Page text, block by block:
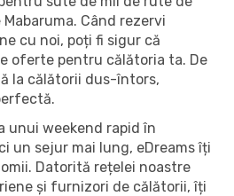
Când rezervi
cu noi, poți fi sigur că
oferte pentru călătoria ta. De
la călătorii dus-întors,
unui weekend rapid în
un sejur mai lung, eDreams îți
Datorită rețelei noastre
și furnizori de călătorii, îți